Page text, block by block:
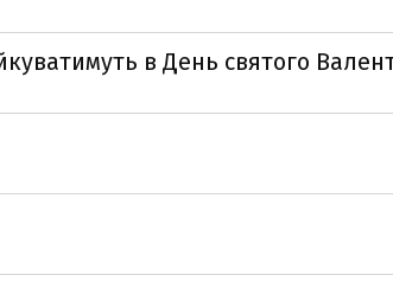
в День святого